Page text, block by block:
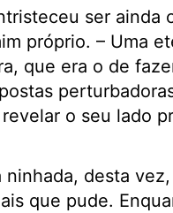
ser ainda
próprio. – Uma
que era o de
o seu lado
desta
que pude.